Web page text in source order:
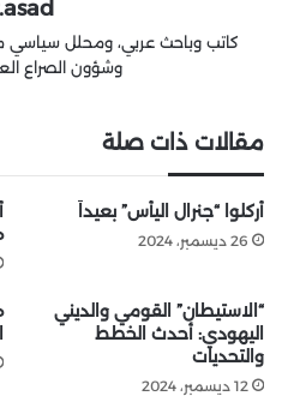
كاتب وباحث عربي، ومحلل سياسي
وشؤون الصراع
مقالات ذات صلة
أُركلوا “جنرال اليأس” بعيداً
26 ديسمبر، 2024
“الاستيطان” القومي والديني
اليهودي: أحدث الخطط
والتحديات
12 ديسمبر، 2024